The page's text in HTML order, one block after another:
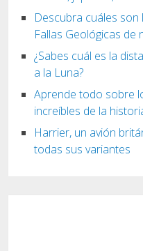
Descubra cuáles son
Fallas Geológicas de
¿Sabes cuál es la
a la Luna?
Aprende todo sobre
increíbles de la
Harrier, un avión
todas sus variantes